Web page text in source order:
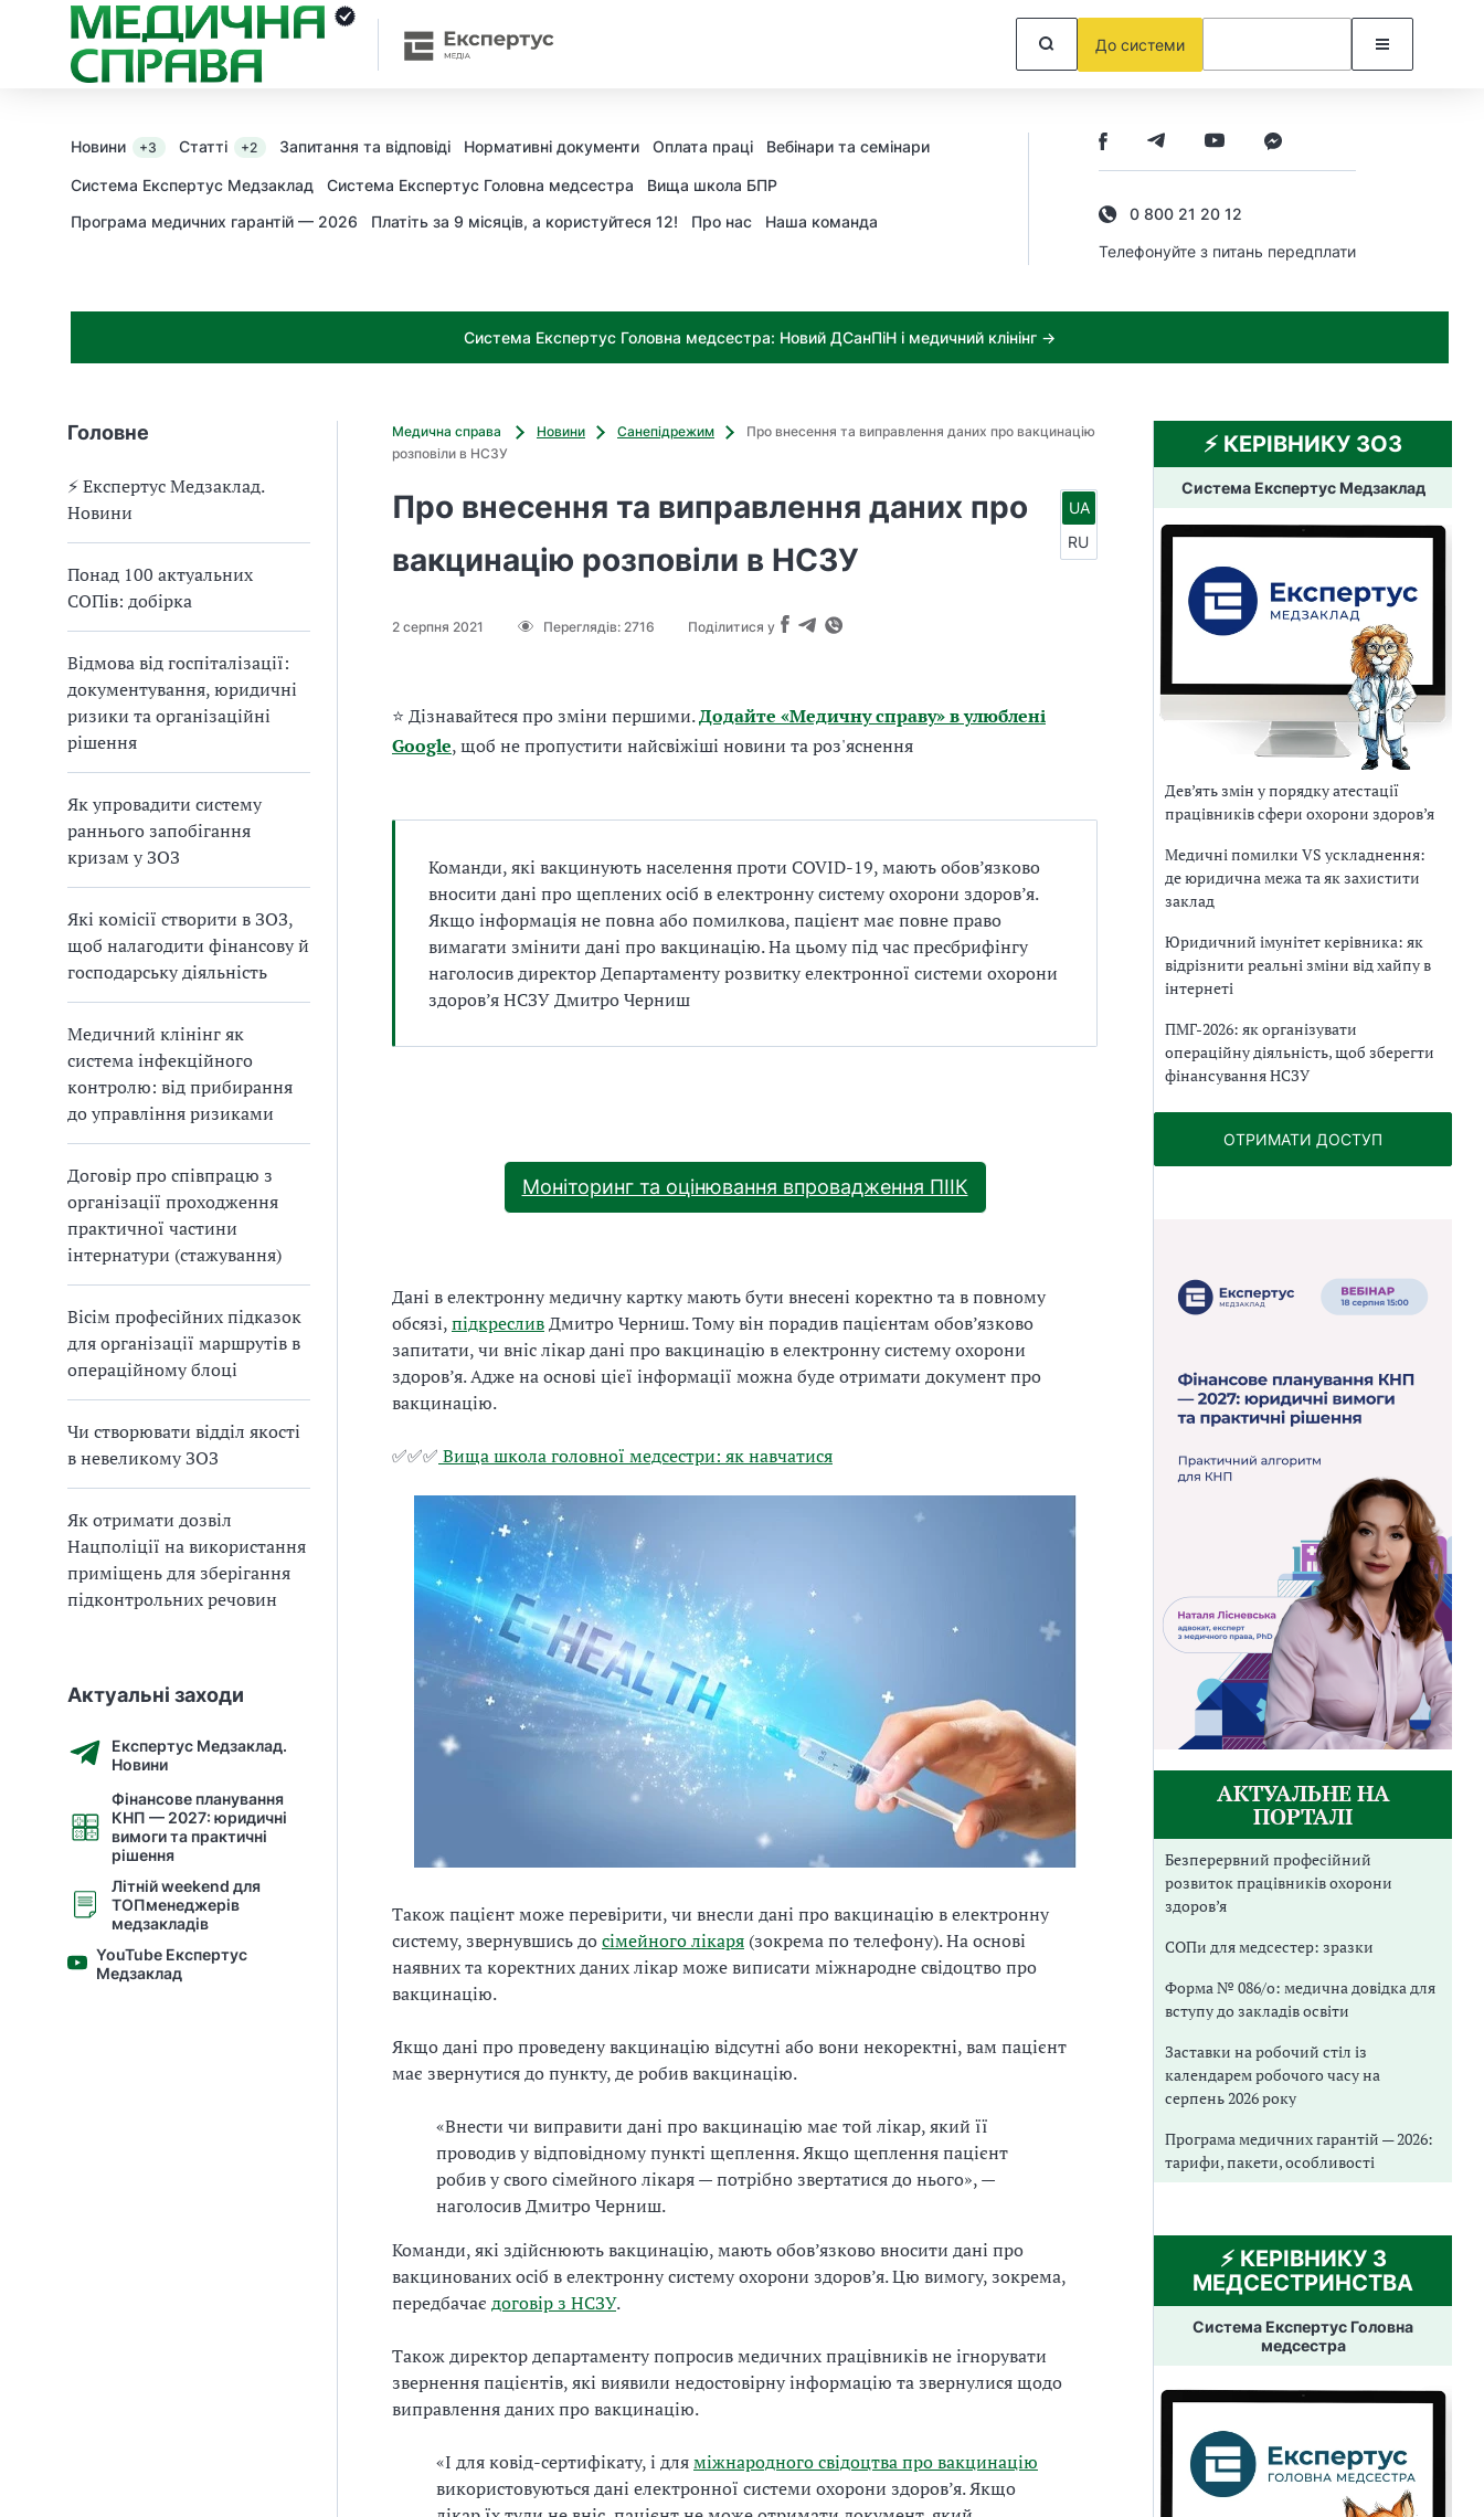
До системи
Новини +3 Статті +2 Запитання та відповіді Нормативні документи Оплата праці Вебінари та семінари
Система Експертус Медзаклад Система Експертус Головна медсестра
Вища школа БПР
Програма медичних гарантій — 2026
Платіть за 9 місяців, а користуйтеся 12! Про нас Наша команда
0 800 21 20 12
Телефонуйте з питань передплати
Система Експертус Головна медсестра: Новий ДСанПіН і медичний клінінг →
Головне
⚡️ Експертус Медзаклад.
Новини
Понад 100 актуальних
СОПів: добірка
Відмова від госпіталізації:
документування, юридичні
ризики та організаційні
рішення
Як упровадити систему
раннього запобігання
кризам у ЗОЗ
Які комісії створити в ЗОЗ,
щоб налагодити фінансову й
господарську діяльність
Медичний клінінг як
система інфекційного
контролю: від прибирання
до управління ризиками
Договір про співпрацю з
організації проходження
практичної частини
інтернатури (стажування)
Вісім професійних підказок
для організації маршрутів в
операційному блоці
Чи створювати відділ якості
в невеликому ЗОЗ
Як отримати дозвіл
Нацполіції на використання
приміщень для зберігання
підконтрольних речовин
Актуальні заходи
Експертус Медзаклад.
Новини
Фінансове планування
КНП — 2027: юридичні
вимоги та практичні
рішення
Літній weekend для
ТОПменеджерів
медзакладів
YouTube Експертус
Медзаклад
Медична справа Новини Санепідрежим
Про внесення та виправлення даних про вакцинацію
розповіли в НСЗУ
Про внесення та виправлення даних про
вакцинацію розповіли в НСЗУ
2 серпня 2021 Переглядів: 2716 Поділитися у
UA
RU
⭐ Дізнавайтеся про зміни першими.Додайте «Медичну справу» в улюблені
Google, щоб не пропустити найсвіжіші новини та роз'яснення
Команди, які вакцинують населення проти COVID-19, мають обов’язково
вносити дані про щеплених осіб в електронну систему охорони здоров’я.
Якщо інформація не повна або помилкова, пацієнт має повне право
вимагати змінити дані про вакцинацію. На цьому під час пресбрифінгу
наголосив директор Департаменту розвитку електронної системи охорони
здоров’я НСЗУ Дмитро Черниш
Моніторинг та оцінювання впровадження ПІІК
Дані в електронну медичну картку мають бути внесені коректно та в повному
обсязі,підкресливДмитро Черниш. Тому він порадив пацієнтам обов’язково
запитати, чи вніс лікар дані про вакцинацію в електронну систему охорони
здоров’я. Адже на основі цієї інформації можна буде отримати документ про
вакцинацію.
✅✅✅ Вища школа головної медсестри: як навчатися
Також пацієнт може перевірити, чи внесли дані про вакцинацію в електронну
систему, звернувшись досімейного лікаря (зокрема по телефону). На основі
наявних та коректних даних лікар може виписати міжнародне свідоцтво про
вакцинацію.
Якщо дані про проведену вакцинацію відсутні або вони некоректні, вам пацієнт
має звернутися до пункту, де робив вакцинацію.
«Внести чи виправити дані про вакцинацію має той лікар, який її
проводив у відповідному пункті щеплення. Якщо щеплення пацієнт
робив у свого сімейного лікаря — потрібно звертатися до нього», —
наголосив Дмитро Черниш.
Команди, які здійснюють вакцинацію, мають обов’язково вносити дані про
вакцинованих осіб в електронну систему охорони здоров’я. Цю вимогу, зокрема,
передбачає договір з НСЗУ.
Також директор департаменту попросив медичних працівників не ігнорувати
звернення пацієнтів, які виявили недостовірну інформацію та звернулися щодо
виправлення даних про вакцинацію.
«І для ковід-сертифікату, і дляміжнародного свідоцтва про вакцинацію
використовуються дані електронної системи охорони здоров’я. Якщо
⚡️ КЕРІВНИКУ ЗОЗ
Система Експертус Медзаклад
Дев’ять змін у порядку атестації
працівників сфери охорони здоров’я
Медичні помилки VS ускладнення:
де юридична межа та як захистити
заклад
Юридичний імунітет керівника: як
відрізнити реальні зміни від хайпу в
інтернеті
ПМГ-2026: як організувати
операційну діяльність, щоб зберегти
фінансування НСЗУ
ОТРИМАТИ ДОСТУП
АКТУАЛЬНЕ НА
ПОРТАЛІ
Безперервний професійний
розвиток працівників охорони
здоров’я
СОПи для медсестер: зразки
Форма № 086/о: медична довідка для
вступу до закладів освіти
Заставки на робочий стіл із
календарем робочого часу на
серпень 2026 року
Програма медичних гарантій — 2026:
тарифи, пакети, особливості
⚡️ КЕРІВНИКУ З
МЕДСЕСТРИНСТВА
Система Експертус Головна
медсестра